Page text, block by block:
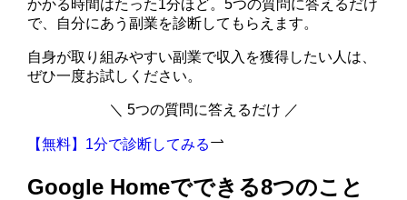
かかる時間はたった1分ほど。5つの質問に答えるだけ
で、自分にあう副業を診断してもらえます。
自身が取り組みやすい副業で収入を獲得したい人は、
ぜひ一度お試しください。
＼ 5つの質問に答えるだけ ／
【無料】1分で診断してみる
Google Homeでできる8つのこと